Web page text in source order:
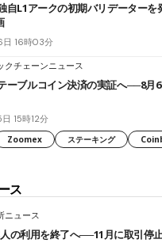
自L1アークの初期バリデーター
16時03分
クチェーンニュース
ーブルコイン決済の実証へ──8月
15時12分
Zoomex ステーキング
ス
ニュース
の利用を終了へ──11月に取引停